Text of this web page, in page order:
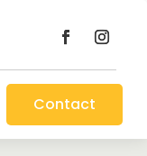
Contact